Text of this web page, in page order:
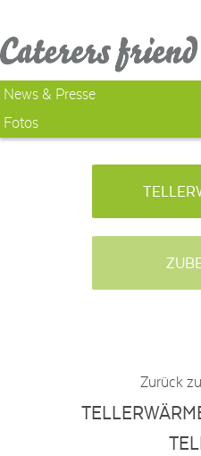
News & Presse
Fotos
Zurück